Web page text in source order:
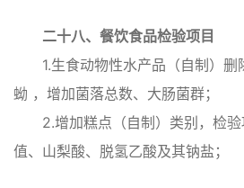
二十八、餐饮食品检验项目
1.生食动物性水产品（自制）
蚴 ，增加菌落总数、大肠菌群；
2.增加糕点（自制）类别，检
值、山梨酸、脱氢乙酸及其钠盐；